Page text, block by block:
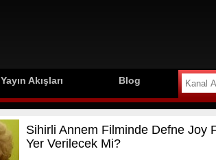
Yayın Akışları Blog
Sihirli Annem Filminde Defne Joy
Yer Verilecek Mi?